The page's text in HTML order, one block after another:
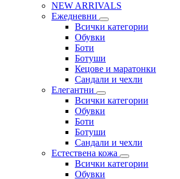
NEW ARRIVALS
Ежедневни
Всички категории
Обувки
Боти
Ботуши
Кецове и маратонки
Сандали и чехли
Елегантни
Всички категории
Обувки
Боти
Ботуши
Сандали и чехли
Естествена кожа
Всички категории
Обувки